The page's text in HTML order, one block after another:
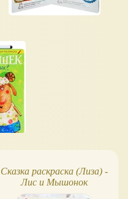
Сказка раскраска (Лиза) -
Лис и Мышонок